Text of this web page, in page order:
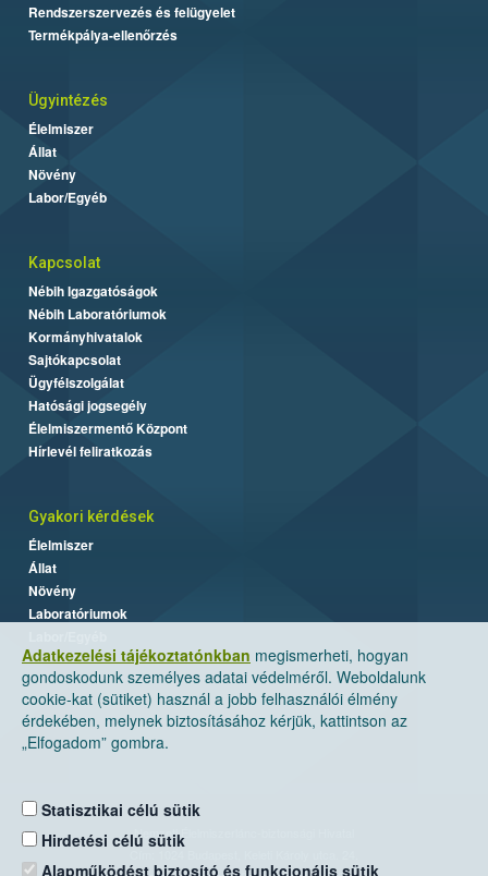
Adatkezelési tájékoztatónkban megismerheti, hogyan
gondoskodunk személyes adatai védelméről. Weboldalunk
cookie-kat (sütiket) használ a jobb felhasználói élmény
érdekében, melynek biztosításához kérjük, kattintson az
„Elfogadom” gombra.
Statisztikai célú sütik
Hirdetési célú sütik
Alapműködést biztosító és funkcionális sütik
Rendszerszervezés és felügyelet
Termékpálya-ellenőrzés
Ügyintézés
Élelmiszer
Állat
Növény
Labor/Egyéb
Kapcsolat
Nébih Igazgatóságok
Nébih Laboratóriumok
Kormányhivatalok
Sajtókapcsolat
Ügyfélszolgálat
Hatósági jogsegély
Élelmiszermentő Központ
Hírlevél feliratkozás
Gyakori kérdések
Élelmiszer
Állat
Növény
Laboratóriumok
Nemzeti Élelmiszerlánc-biztonsági Hivatal